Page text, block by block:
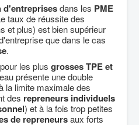
d'entreprisesdans les PME
taux de réussite des
et plus) est bien supérieur
que dans le cas
.
les plus grosses TPE et
présente une double
la limite maximale des
des repreneurs individuels
) et à la fois trop petites
de repreneursaux forts